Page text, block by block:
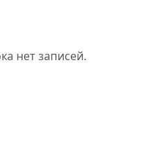
нет записей.